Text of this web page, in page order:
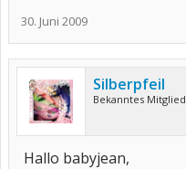
30. Juni 2009
Silberpfeil
Bekanntes Mitglied
Hallo babyjean,